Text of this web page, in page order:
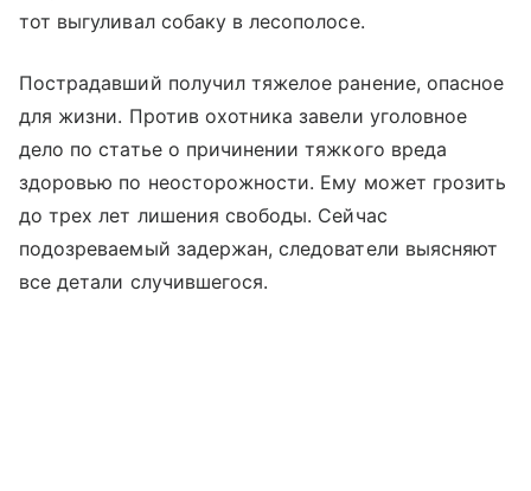
тот выгуливал собаку в лесополосе.
Пострадавший получил тяжелое ранение, опасное
для жизни. Против охотника завели уголовное
дело по статье о причинении тяжкого вреда
здоровью по неосторожности. Ему может грозить
до трех лет лишения свободы. Сейчас
подозреваемый задержан, следователи выясняют
все детали случившегося.